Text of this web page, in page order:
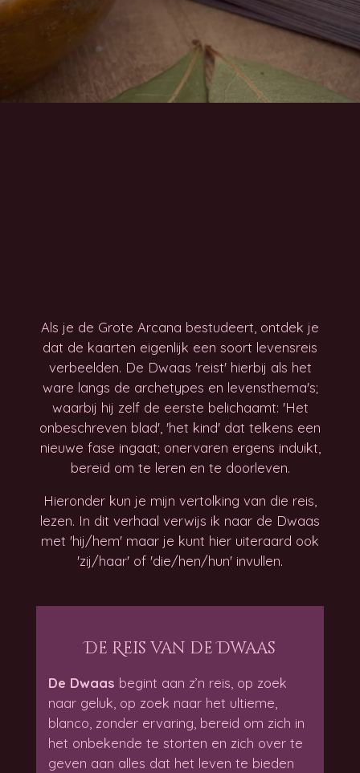
Als je de Grote Arcana bestudeert, ontdek je
dat de kaarten eigenlijk een soort levensreis
verbeelden. De Dwaas 'reist' hierbij als het
ware langs de archetypes en levensthema's;
waarbij hij zelf de eerste belichaamt: 'Het
onbeschreven blad', 'het kind' dat telkens een
nieuwe fase ingaat; onervaren ergens induikt,
bereid om te leren en te doorleven.
Hieronder kun je mijn vertolking van die reis,
lezen. In dit verhaal verwijs ik naar de Dwaas
met 'hij/hem' maar je kunt hier uiteraard ook
'zij/haar' of 'die/hen/hun' invullen.
De Reis van de Dwaas
De Dwaas begint aan z’n reis, op zoek
naar geluk, op zoek naar het ultieme,
blanco, zonder ervaring, bereid om zich in
het onbekende te storten en zich over te
geven aan alles dat het leven te bieden